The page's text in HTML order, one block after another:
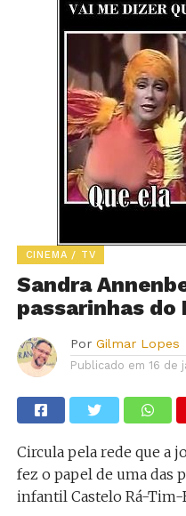
CINEMA / TV
Sandra
passarinhas do
Por Gilmar Lopes
Publicado em 16 de
Circula pela rede que a
fez o papel de uma das
infantil Castelo Rá-Tim-